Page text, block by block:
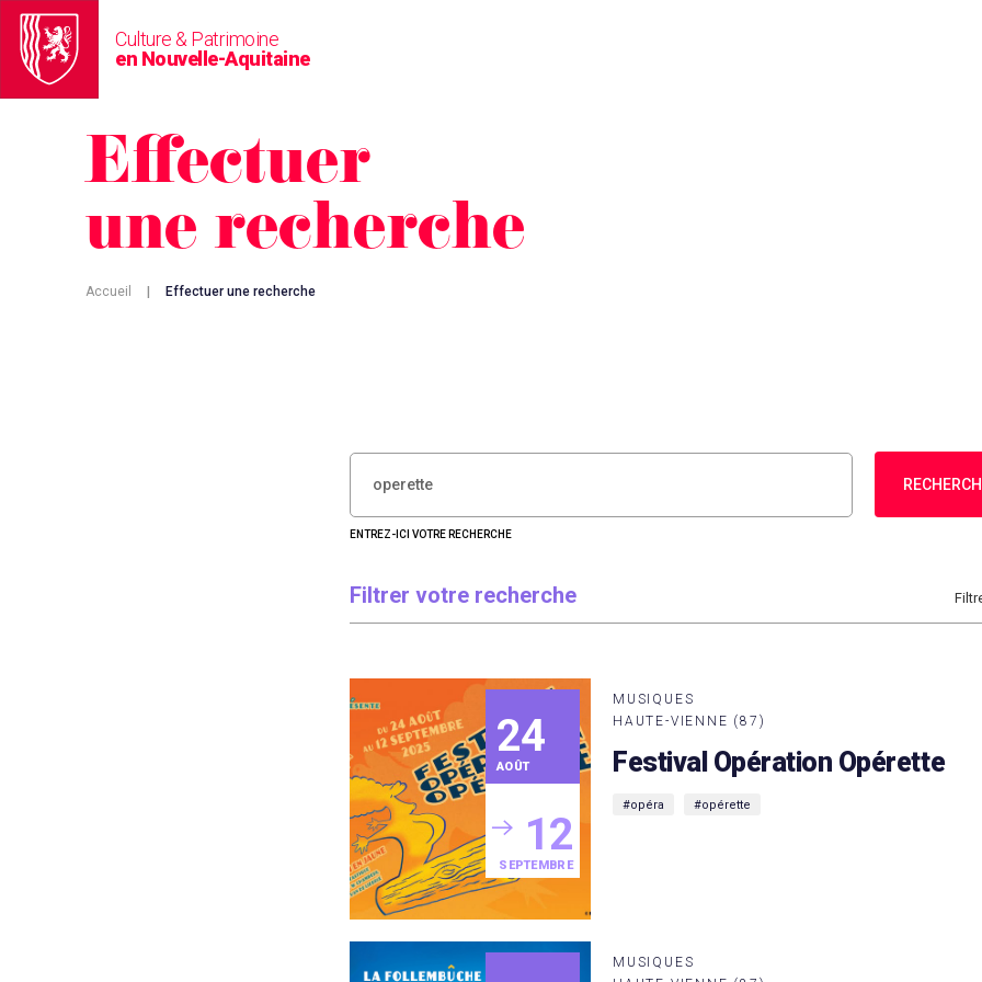
Culture & Patrimoine
en Nouvelle-Aquitaine
Effectuer
une recherche
Accueil Effectuer une recherche
RECHERCHER :
ENTREZ-ICI VOTRE RECHERCHE
Filtrer votre recherche
24
AOÛT
12
SEPTEMBRE
MUSIQUES
HAUTE-VIENNE (87)
Festival Opération Opérette
#opéra #opérette
MUSIQUES